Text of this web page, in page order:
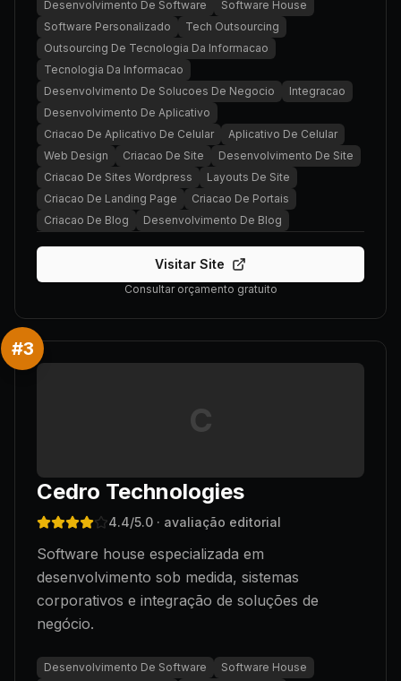
Desenvolvimento De Software
Software House
Software Personalizado
Tech Outsourcing
Outsourcing De Tecnologia Da Informacao
Tecnologia Da Informacao
Desenvolvimento De Solucoes De Negocio
Integracao
Desenvolvimento De Aplicativo
Criacao De Aplicativo De Celular
Aplicativo De Celular
Web Design
Criacao De Site
Desenvolvimento De Site
Criacao De Sites Wordpress
Layouts De Site
Criacao De Landing Page
Criacao De Portais
Criacao De Blog
Desenvolvimento De Blog
Visitar Site
Consultar orçamento gratuito
#3
C
Cedro Technologies
4.4/5.0 · avaliação editorial
Software house especializada em
desenvolvimento sob medida, sistemas
corporativos e integração de soluções de
negócio.
Desenvolvimento De Software
Software House